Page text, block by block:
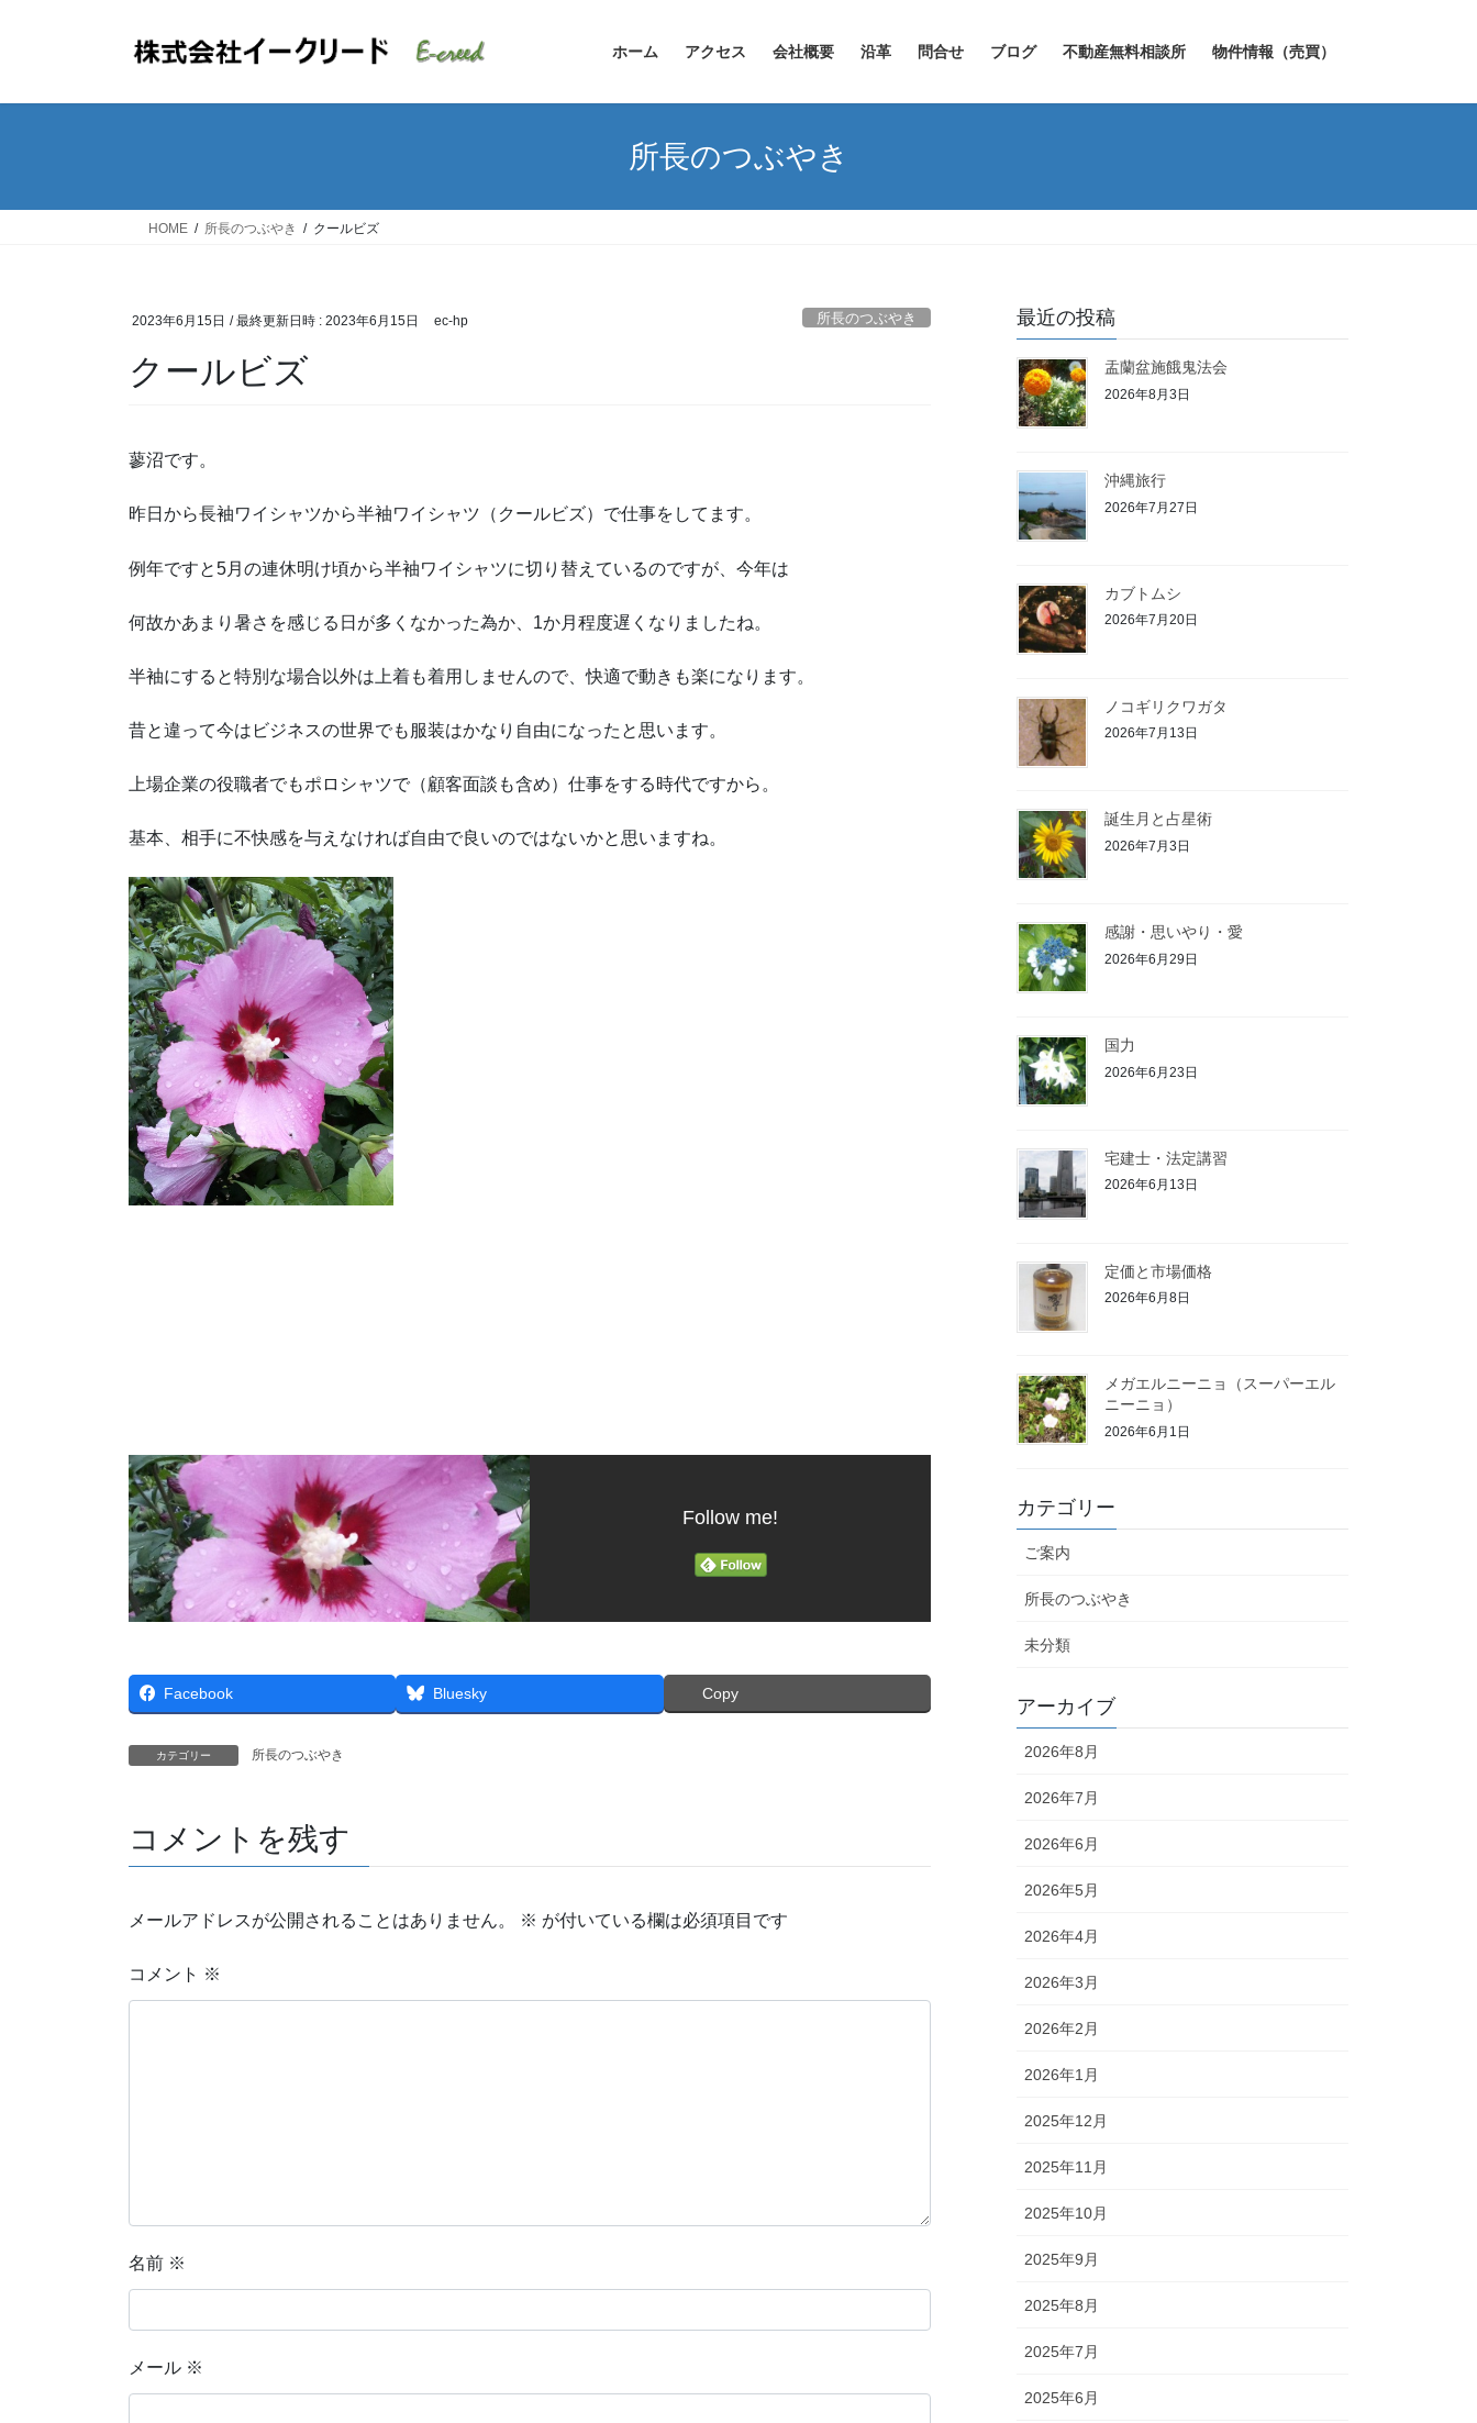
ホーム アクセス 会社概要 沿革 問合せ ブログ 不動産無料相談所 物件情報（売買）
所長のつぶやき
HOME 所長のつぶやき クールビズ
2023年6月15日 / 最終更新日時 : 2023年6月15日 ec-hp 所長のつぶやき
クールビズ
蓼沼です。
昨日から長袖ワイシャツから半袖ワイシャツ（クールビズ）で仕事をしてます。
例年ですと5月の連休明け頃から半袖ワイシャツに切り替えているのですが、今年は
何故かあまり暑さを感じる日が多くなかった為か、1か月程度遅くなりましたね。
半袖にすると特別な場合以外は上着も着用しませんので、快適で動きも楽になります。
昔と違って今はビジネスの世界でも服装はかなり自由になったと思います。
上場企業の役職者でもポロシャツで（顧客面談も含め）仕事をする時代ですから。
基本、相手に不快感を与えなければ自由で良いのではないかと思いますね。
Follow me!
Facebook Bluesky Copy
カテゴリー 所長のつぶやき
コメントを残す
メールアドレスが公開されることはありません。 ※ が付いている欄は必須項目です
コメント ※
名前 ※
メール ※
最近の投稿
盂蘭盆施餓鬼法会
2026年8月3日
沖縄旅行
2026年7月27日
カブトムシ
2026年7月20日
ノコギリクワガタ
2026年7月13日
誕生月と占星術
2026年7月3日
感謝・思いやり・愛
2026年6月29日
国力
2026年6月23日
宅建士・法定講習
2026年6月13日
定価と市場価格
2026年6月8日
メガエルニーニョ（スーパーエル
ニーニョ）
2026年6月1日
カテゴリー
ご案内
所長のつぶやき
未分類
アーカイブ
2026年8月
2026年7月
2026年6月
2026年5月
2026年4月
2026年3月
2026年2月
2026年1月
2025年12月
2025年11月
2025年10月
2025年9月
2025年8月
2025年7月
2025年6月